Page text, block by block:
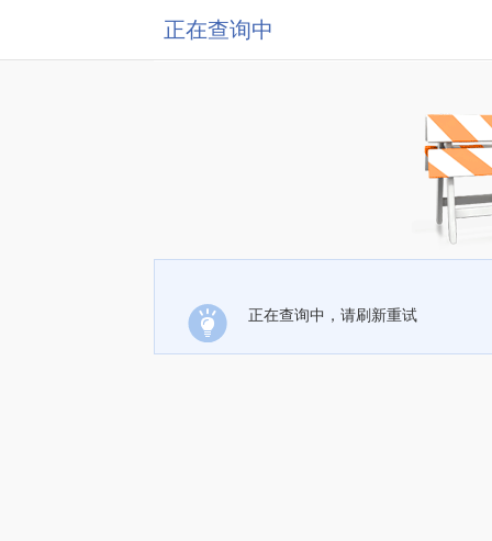
正在查询中
正在查询中，请刷新重试